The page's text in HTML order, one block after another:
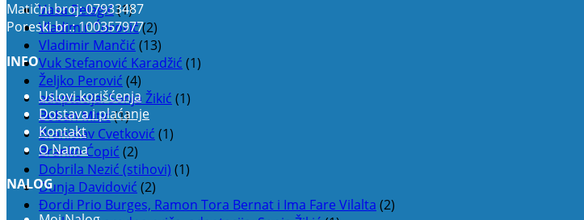
Vasa Pelagić(1)
Vladimir Ćorović(2)
Vladimir Mančić (13)
Vuk Stefanović Karadžić (1)
Željko Perović (4)
adaptacija: Sonja Žikić (1)
Boban Mitić(1)
Branislav Cvetković (1)
Branko Ćopić (2)
Dobrila Nezić (stihovi) (1)
Dunja Davidović (2)
Đordi Prio Burges, Ramon Tora Bernat i Ima Fare Vilalta (2)
Matični broj: 07933487
Poreski br.: 100357977
INFO
Uslovi korišćenja
Dostava i plaćanje
Kontakt
O Nama
NALOG